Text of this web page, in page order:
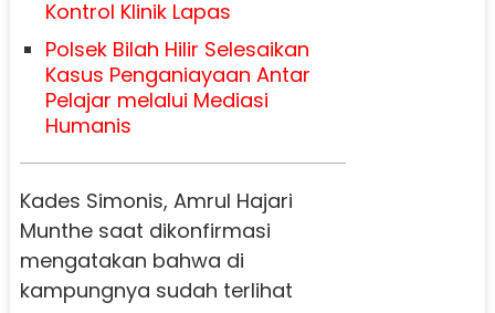
Kontrol Klinik Lapas
Polsek Bilah Hilir Selesaikan
Kasus Penganiayaan Antar
Pelajar melalui Mediasi
Humanis
Kades Simonis, Amrul Hajari
Munthe saat dikonfirmasi
mengatakan bahwa di
kampungnya sudah terlihat